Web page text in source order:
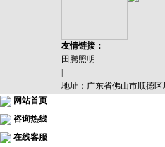
友情链接：
田腾照明
地址：广东省佛山市顺德
网站首页
咨询热线
在线客服